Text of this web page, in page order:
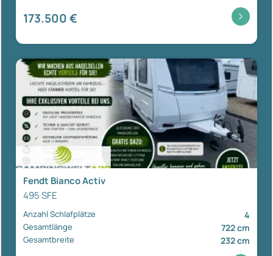
173.500 €
Fendt Bianco Activ
495 SFE
Anzahl Schlafplätze 4
Gesamtlänge 722 cm
Gesamtbreite 232 cm